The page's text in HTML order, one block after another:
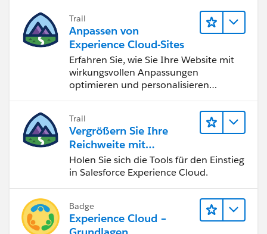
Trail
Anpassen von
Experience Cloud-Sites
Erfahren Sie, wie Sie Ihre Website mit
wirkungsvollen Anpassungen
optimieren und personalisieren
Trail
Vergrößern Sie Ihre
Reichweite mit
Experience Cloud
Holen Sie sich die Tools für den Einstieg
in Salesforce Experience Cloud.
Badge
Experience Cloud –